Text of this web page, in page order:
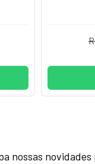
nossas